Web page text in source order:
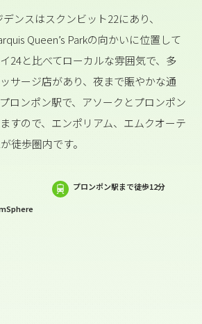
ンスはスクンビット22にあり、
Queen’s Parkの向かいに位置して
24と比べてローカルな雰囲気で、多
サージ店があり、夜まで賑やかな通
ロンポン駅で、アソークとプロンポン
すので、エンポリアム、エムクオーテ
徒歩圏内です。
プロンポン駅まで徒歩12分